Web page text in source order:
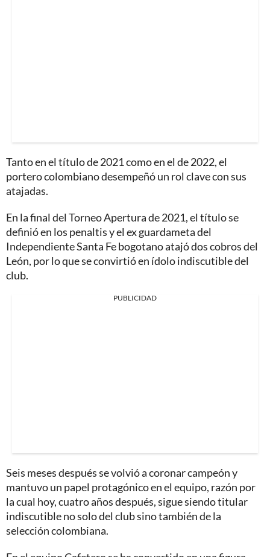
Tanto en el título de 2021 como en el de 2022, el
portero colombiano desempeñó un rol clave con sus
atajadas.
En la final del Torneo Apertura de 2021, el título se
definió en los penaltis y el ex guardameta del
Independiente Santa Fe bogotano atajó dos cobros del
León, por lo que se convirtió en ídolo indiscutible del
club.
PUBLICIDAD
Seis meses después se volvió a coronar campeón y
mantuvo un papel protagónico en el equipo, razón por
la cual hoy, cuatro años después, sigue siendo titular
indiscutible no solo del club sino también de la
selección colombiana.